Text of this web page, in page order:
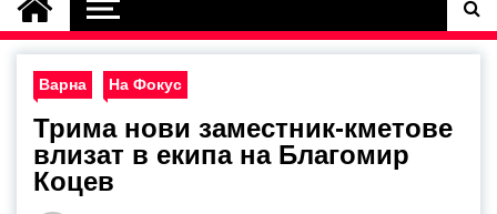
Варна На Фокус
Трима нови заместник-кметове
влизат в екипа на Благомир
Коцев